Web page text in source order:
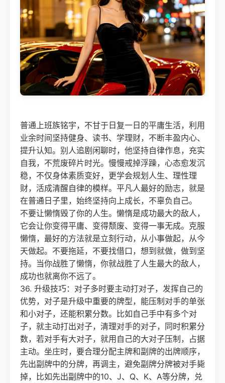
普通上班族铭宇，不甘于日复一日的平庸生活，利用
业余时间坚持健身、读书、学理财，不断丰盈内心、
提升认知。别人追剧闲聊时，他坚持自律作息，充实
自我，不荒废碎片时光。慢慢戒掉浮躁，心态愈发沉
稳，不仅身体素质变好，更学会规划人生、理性理
财，活成清醒自律的模样。平凡人最好的励志，就是
在普通日子里，始终坚持向上成长，不辜负自己。
不要让懒惰毁了你的人生。懒惰是成功最大的敌人，
它会让你变得平庸、变得颓废、变得一事无成。克服
懒惰，最好的方法就是立刻行动，从小事做起，从今
天做起。不要拖延，不要找借口，想到就做，做到坚
持。当你战胜了懒惰，你就战胜了人生最大的敌人，
成功也就离你不远了。
36. 升级技巧：对子多时要主动打对子，发挥自己的
优势，对子是升级中重要的牌型，能压制对手的单张
和小对子，还能积累分数。比如自己手中有多个对
子，就主动打出对子，清理对手的对子，同时积累分
数，若对手有大对子，就用自己的大对子压制，占据
主动。坐庄时，要合理分配主牌和副牌的出牌顺序，
先出副牌中的分牌，再调主，避免副牌分牌被对手毙
掉，比如先出副牌中的10、J、Q、K、A等分牌，兑